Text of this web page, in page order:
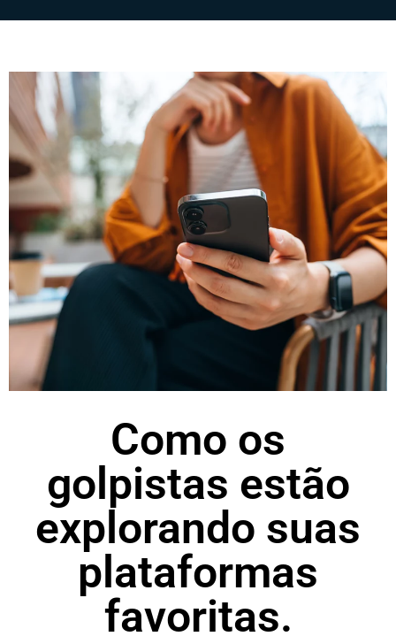
Como os
golpistas estão
explorando suas
plataformas
favoritas.